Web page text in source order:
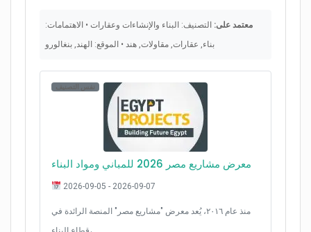
معتمد على: التصنيف: البناء والإنشاءات وعقارات • الاهتمامات:
بناء, عقارات, مقاولات, هند • الموقع: الهند, بنغالورو
نفس التصنيف
معرض مشاريع مصر 2026 للمباني ومواد البناء
2026-09-05 - 2026-09-07
منذ عام ٢٠١٦، يُعد معرض "مشاريع مصر" المنصة الرائدة في